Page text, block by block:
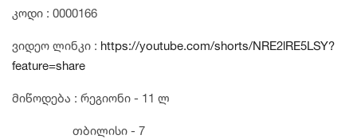
კოდი : 0000166
ვიდეო ლინკი : https://youtube.com/shorts/NRE2lRE5LSY?
feature=share
მიწოდება : რეგიონი - 11 ლ
თბილისი - 7